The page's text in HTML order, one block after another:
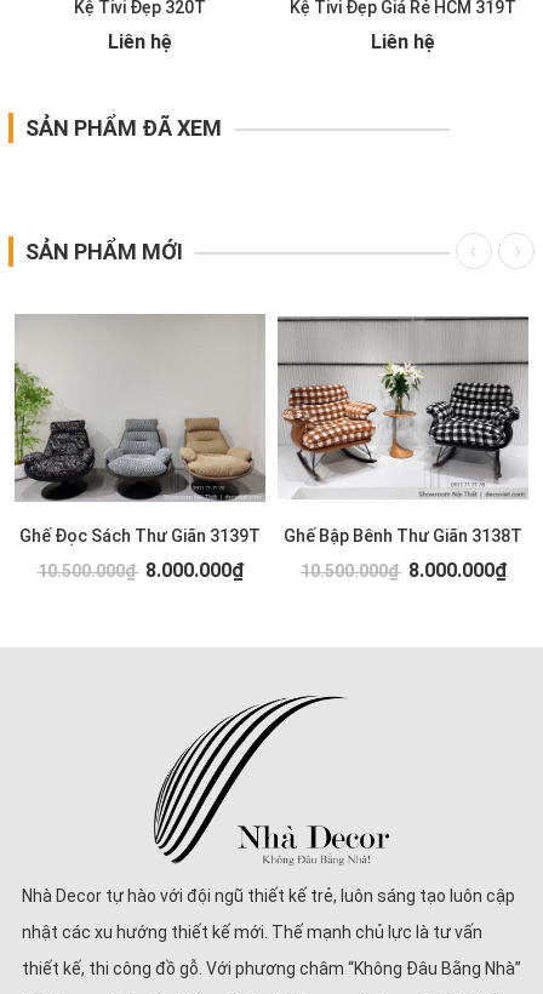
Kệ Tivi Đẹp 320T
Liên hệ
Kệ Tivi Đẹp Giá Rẻ HCM 319T
Liên hệ
SẢN PHẨM ĐÃ XEM
SẢN PHẨM MỚI
Ghế Đọc Sách Thư Giãn 3139T
10.500.000₫ 8.000.000₫
Ghế Bập Bênh Thư Giãn 3138T
10.500.000₫ 8.000.000₫
Nhà Decor tự hào với đội ngũ thiết kế trẻ, luôn sáng tạo luôn cập
nhật các xu hướng thiết kế mới. Thế mạnh chủ lực là tư vấn
thiết kế, thi công đồ gỗ. Với phương châm “Không Đâu Bằng Nhà”